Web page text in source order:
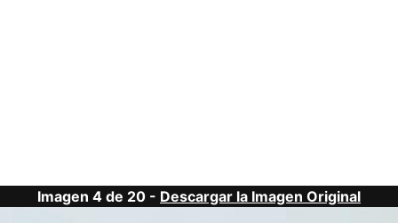
Imagen 4 de 20 - Descargar la Imagen Original